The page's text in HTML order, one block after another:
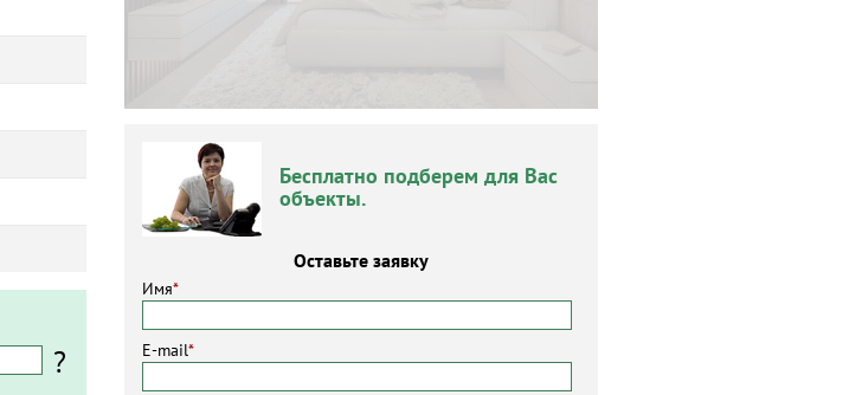
Бесплатно подберем для Вас
объекты.
Оставьте заявку
Имя*
E-mail*
?